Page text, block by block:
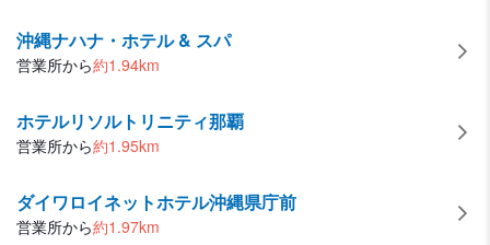
沖縄ナハナ・ホテル & スパ
営業所から約1.94km
ホテルリソルトリニティ那覇
営業所から約1.95km
ダイワロイネットホテル沖縄県庁前
営業所から約1.97km